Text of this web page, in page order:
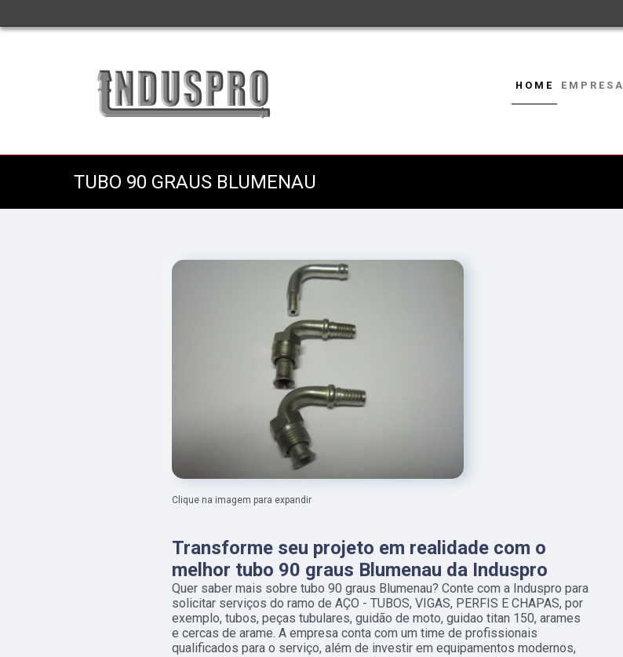
HOME EMPRESA
TUBO 90 GRAUS BLUMENAU
Clique na imagem para expandir
Transforme seu projeto em realidade com o
melhor tubo 90 graus Blumenau da Induspro
Quer saber mais sobre tubo 90 graus Blumenau? Conte com a Induspro para
solicitar serviços do ramo de AÇO - TUBOS, VIGAS, PERFIS E CHAPAS, por
exemplo, tubos, peças tubulares, guidão de moto, guidao titan 150, arames
e cercas de arame. A empresa conta com um time de profissionais
qualificados para o serviço, além de investir em equipamentos modernos,